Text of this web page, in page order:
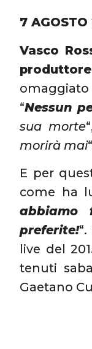
7 AGOSTO
Vasco
“Nessun
sua morte
morirà mai
E per
come ha
abbiamo
preferite!
live del
tenuti
Gaetano